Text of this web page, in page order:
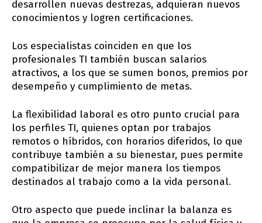
desarrollen nuevas destrezas, adquieran nuevos
conocimientos y logren certificaciones.
Los especialistas coinciden en que los
profesionales TI también buscan salarios
atractivos, a los que se sumen bonos, premios por
desempeño y cumplimiento de metas.
La flexibilidad laboral es otro punto crucial para
los perfiles TI, quienes optan por trabajos
remotos o híbridos, con horarios diferidos, lo que
contribuye también a su bienestar, pues permite
compatibilizar de mejor manera los tiempos
destinados al trabajo como a la vida personal.
Otro aspecto que puede inclinar la balanza es